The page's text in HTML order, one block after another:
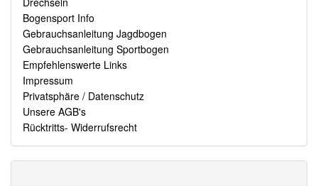
Bogensport Info
Gebrauchsanleitung Jagdbogen
Gebrauchsanleitung Sportbogen
Empfehlenswerte Links
Impressum
Privatsphäre / Datenschutz
Unsere AGB's
Rücktritts- Widerrufsrecht